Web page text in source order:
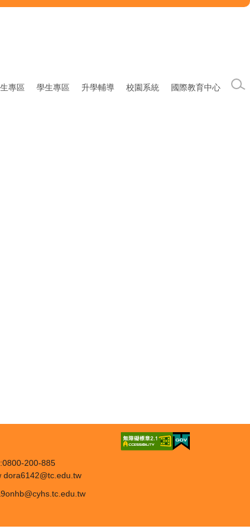
專區 學生專區 升學輔導 校園系統 國際教育中心
200-885
dora6142@tc.edu.tw